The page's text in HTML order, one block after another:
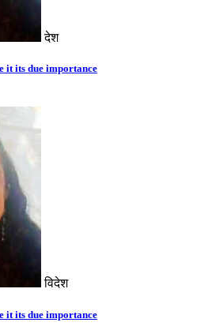
देश
it its due importance
विदेश
it its due importance